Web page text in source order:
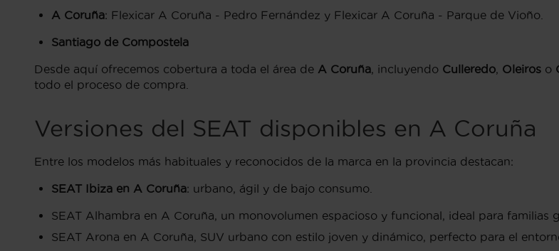
A Coruña: Flexicar A Coruña - Pedro Fernández y Flexicar A Coruña - Parque de Vioño.
Santiago de Compostela
Desde aquí ofrecemos cobertura a toda el área de A Coruña, incluyendo Culleredo, Oleiros o
todo el proceso de compra.
Versiones del SEAT disponibles en A Coruña
Entre los modelos más habituales y reconocidos de la marca en la provincia destacan:
SEAT Ibiza en A Coruña: urbano, ágil y de bajo consumo.
SEAT Alhambra en A Coruña, un monovolumen espacioso y funcional, ideal para familias
SEAT Arona en A Coruña, SUV urbano con estilo joven y dinámico, perfecto para el